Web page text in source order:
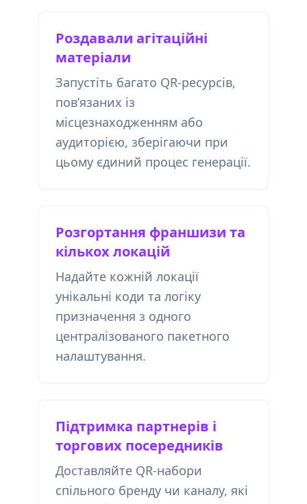
Роздавали агітаційні
матеріали
Запустіть багато QR-ресурсів,
пов’язаних із
місцезнаходженням або
аудиторією, зберігаючи при
цьому єдиний процес генерації.
Розгортання франшизи та
кількох локацій
Надайте кожній локації
унікальні коди та логіку
призначення з одного
централізованого пакетного
налаштування.
Підтримка партнерів і
торгових посередників
Доставляйте QR-набори
спільного бренду чи каналу, які